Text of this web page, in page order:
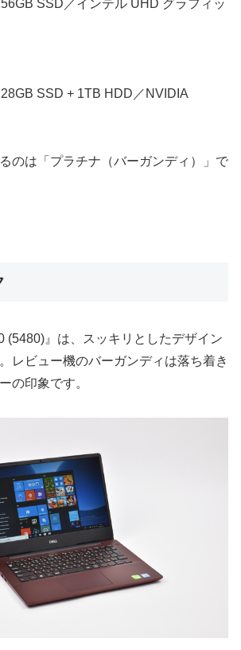
SSD／インテル UHD グラフィッ
SSD + 1TB HDD／NVIDIA
のは「プラチナ（バーガンディ）」で
(5480)』は、スッキリとしたデザイン
レビュー機のバーガンディは落ち着き
の印象です。